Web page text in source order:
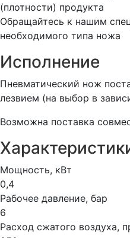
(плотности) продукта
Обращайтесь к нашим
необходимого типа ножа
Исполнение
Пневматический нож
лезвием (на выбор в
Возможна поставка
Мощность, кВт
0,4
Рабочее давление, бар
6
Расход сжатого воздуха,